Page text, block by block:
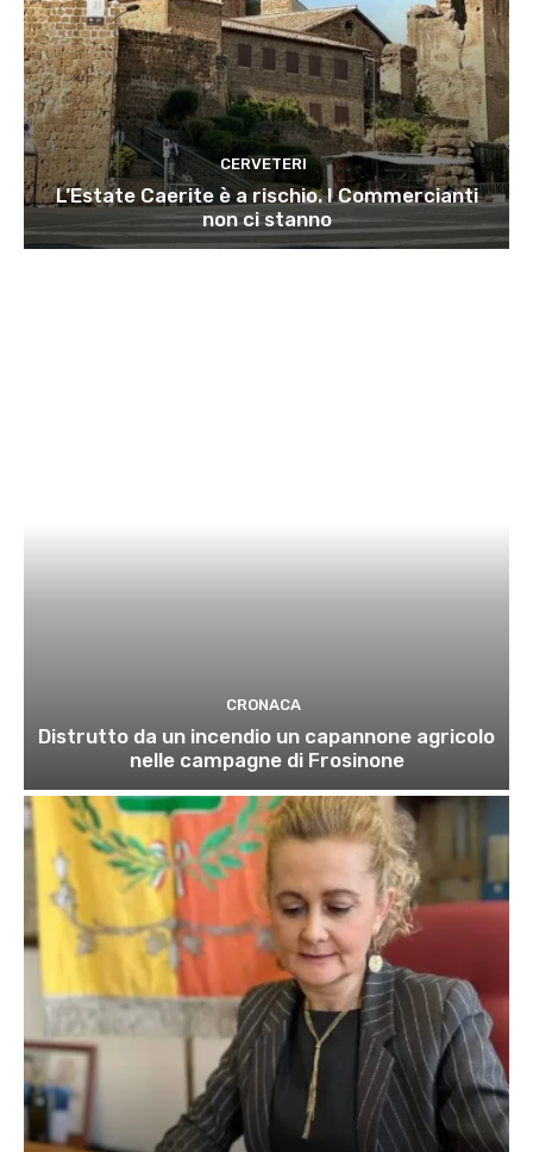
CERVETERI
L’Estate Caerite è a rischio. I Commercianti
non ci stanno
CRONACA
Distrutto da un incendio un capannone agricolo
nelle campagne di Frosinone